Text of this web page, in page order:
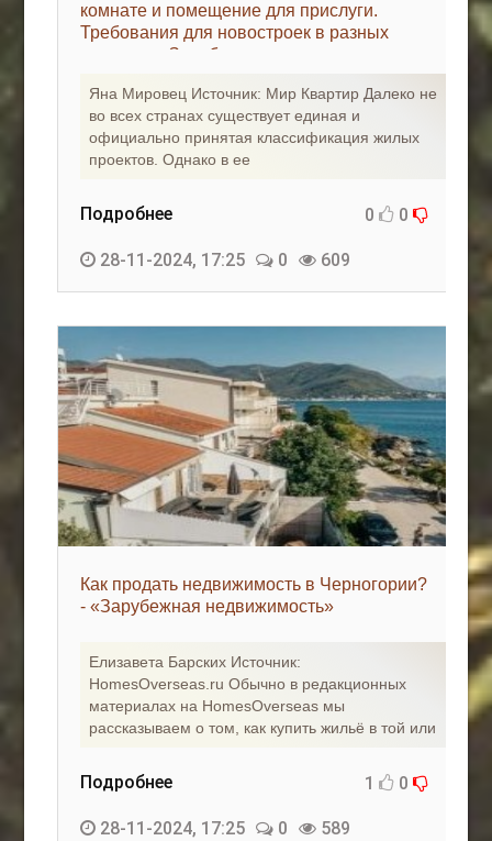
комнате и помещение для прислуги.
Требования для новостроек в разных
странах - «Зарубежная недвижимость»
Яна Мировец Источник: Мир Квартир Далеко не
во всех странах существует единая и
официально принятая классификация жилых
проектов. Однако в ее
Подробнее 0 0
28-11-2024, 17:25 0 609
Как продать недвижимость в Черногории?
- «Зарубежная недвижимость»
Елизавета Барских Источник:
HomesOverseas.ru Обычно в редакционных
материалах на HomesOverseas мы
рассказываем о том, как купить жильё в той или
Подробнее 1 0
28-11-2024, 17:25 0 589